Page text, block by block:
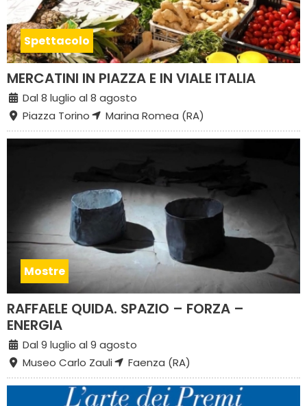
Spettacolo
MERCATINI IN PIAZZA E IN VIALE ITALIA
Dal 8 luglio al 8 agosto
Piazza Torino
Marina Romea (RA)
Mostre
RAFFAELE QUIDA. SPAZIO – FORZA –
ENERGIA
Dal 9 luglio al 9 agosto
Museo Carlo Zauli
Faenza (RA)